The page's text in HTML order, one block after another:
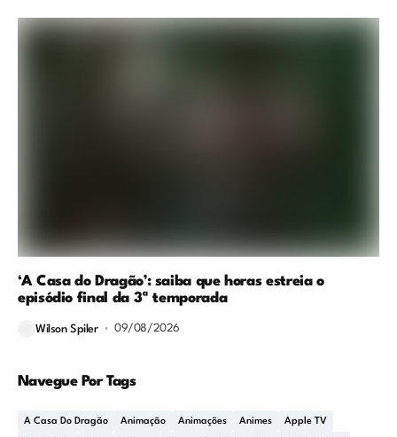
‘A Casa do Dragão’: saiba que horas estreia o
episódio final da 3ª temporada
Wilson Spiler 09/08/2026
Navegue Por Tags
A Casa Do Dragão Animação Animações Animes Apple TV